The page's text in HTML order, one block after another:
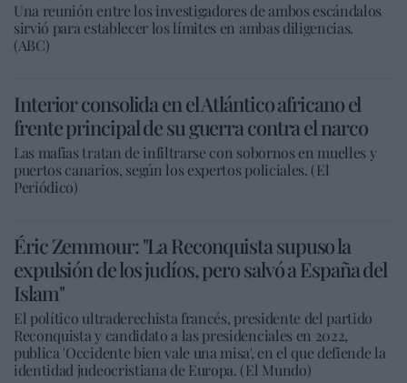
Una reunión entre los investigadores de ambos escándalos
sirvió para establecer los límites en ambas diligencias.
(ABC)
Interior consolida en el Atlántico africano el
frente principal de su guerra contra el narco
Las mafias tratan de infiltrarse con sobornos en muelles y
puertos canarios, según los expertos policiales. (El
Periódico)
Éric Zemmour: "La Reconquista supuso la
expulsión de los judíos, pero salvó a España del
Islam"
El político ultraderechista francés, presidente del partido
Reconquista y candidato a las presidenciales en 2022,
publica 'Occidente bien vale una misa', en el que defiende la
identidad judeocristiana de Europa. (El Mundo)